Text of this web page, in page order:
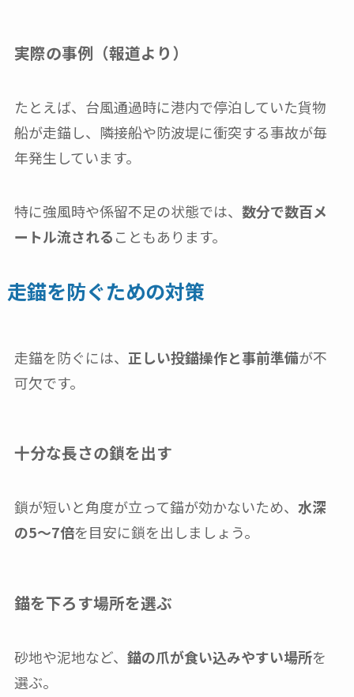
実際の事例（報道より）
たとえば、台風通過時に港内で停泊していた貨物
船が走錨し、隣接船や防波堤に衝突する事故が毎
年発生しています。
特に強風時や係留不足の状態では、 数分で数百メ
ートル流されることもあります。
走錨を防ぐための対策
走錨を防ぐには、 正しい投錨操作と事前準備が不
可欠です。
十分な長さの鎖を出す
鎖が短いと角度が立って錨が効かないため、 水深
の5〜7倍を目安に鎖を出しましょう。
錨を下ろす場所を選ぶ
砂地や泥地など、 錨の爪が食い込みやすい場所を
選ぶ。